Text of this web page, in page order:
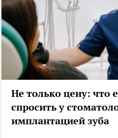
Не только цену: что
спросить у
имплантацией зуба